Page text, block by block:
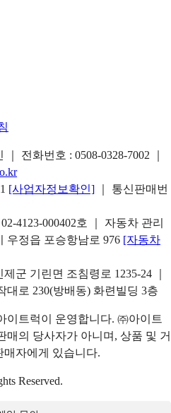
｜ 전화번호 : 0508-0328-7002
[사업자정보확인]
｜ 통신판매번
4123-000402호 ｜ 자동차 관리
우정읍 포승항남로 976 [자동차
군 기린면 조침령로 1235-24 ｜
대로 230(방배동) 화련빌딩 3층
이트럭이 운영합니다. ㈜아이트
매의 당사자가 아니며, 상품 및 거
매자에게 있습니다.
Reserved.